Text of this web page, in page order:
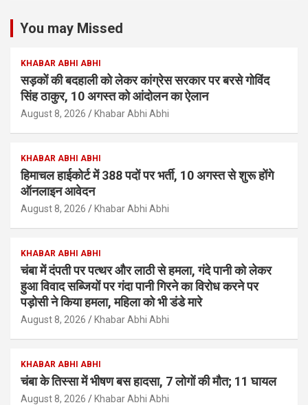
You may Missed
KHABAR ABHI ABHI
सड़कों की बदहाली को लेकर कांग्रेस सरकार पर बरसे गोविंद
सिंह ठाकुर, 10 अगस्त को आंदोलन का ऐलान
August 8, 2026 Khabar Abhi Abhi
KHABAR ABHI ABHI
हिमाचल हाईकोर्ट में 388 पदों पर भर्ती, 10 अगस्त से शुरू होंगे
ऑनलाइन आवेदन
August 8, 2026 Khabar Abhi Abhi
KHABAR ABHI ABHI
चंबा में दंपती पर पत्थर और लाठी से हमला, गंदे पानी को लेकर
हुआ विवाद सब्जियों पर गंदा पानी गिरने का विरोध करने पर
पड़ोसी ने किया हमला, महिला को भी डंडे मारे
August 8, 2026 Khabar Abhi Abhi
KHABAR ABHI ABHI
चंबा के तिस्सा में भीषण बस हादसा, 7 लोगों की मौत; 11 घायल
August 8, 2026 Khabar Abhi Abhi